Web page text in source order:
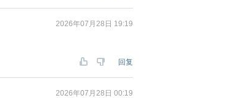
2026年07月28日 19:19
回复
2026年07月28日 00:19